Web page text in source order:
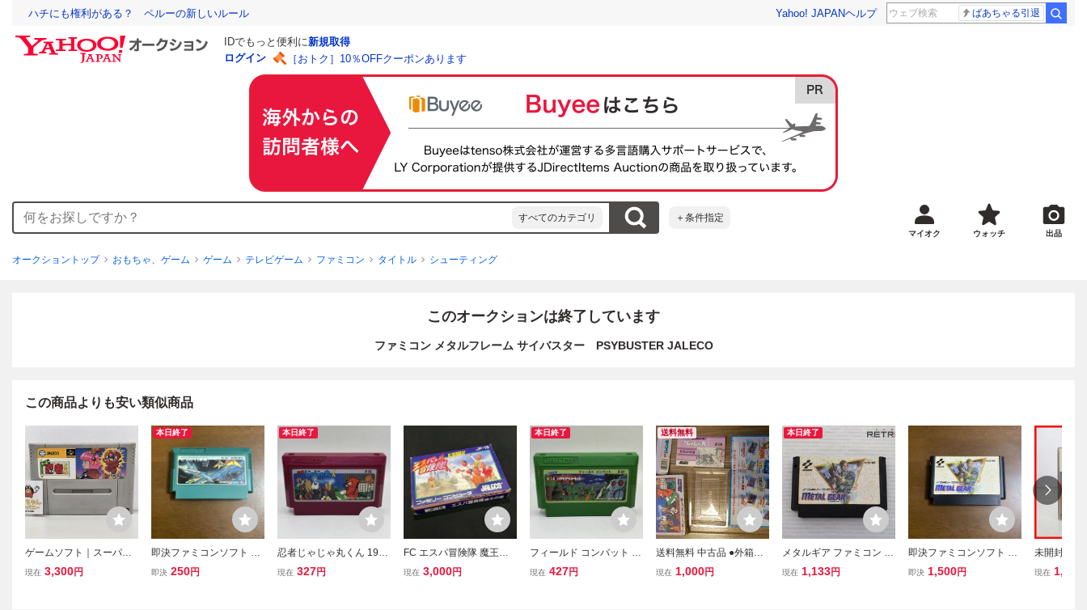
ハチにも権利がある？ ペルーの新しいルール Yahoo! JAPANヘルプ ばあちゃる引退
IDでもっと便利に新規取得
ログイン
［おトク］10％OFFクーポンあります
すべてのカテゴリ ＋条件指定
マイオク ウォッチ 出品
オークショントップ おもちゃ、ゲーム ゲーム テレビゲーム ファミコン タイトル シューティング
このオークションは終了しています
ファミコン メタルフレーム サイバスター PSYBUSTER JALECO
この商品よりも安い類似商品
ゲームソフト｜スーパー
ファミコン SFC｜すーぱ
現在 3,300円
本日終了
即決ファミコンソフト エ
クセリオン JALECO
即決 250円
本日終了
忍者じゃじゃ丸くん 1985
JALECO ジャレコ 任天堂
現在 327円
FC エスパ冒険隊 魔王の
砦 箱付き JALECO JF-15
現在 3,000円
本日終了
フィールド コンバット FI
ELD COMBAT 1985 JALE
現在 427円
送料無料
送料無料 中古品 ●外箱の
み 忍者 じゃじゃ丸くん●J
現在 1,000円
本日終了
メタルギア ファミコン F
C
現在 1,133円
即決ファミコンソフト メ
タルギア METAL GEAR
即決 1,500円
未開封 FC
ィスクシス
現在 1,430